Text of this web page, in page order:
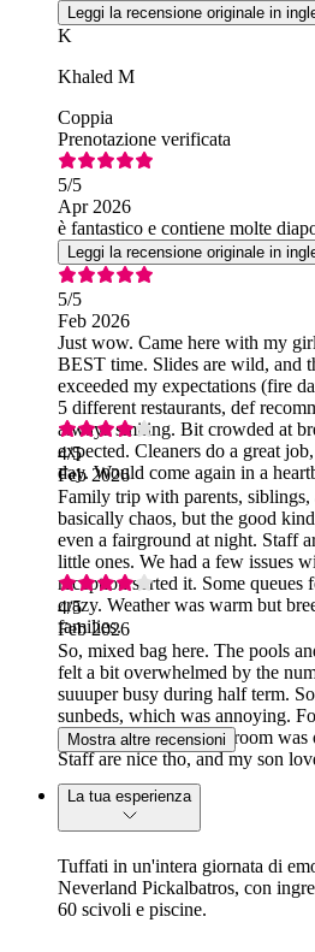
Leggi la recensione originale in
K
Khaled M
Coppia
Prenotazione verificata
5/5
Apr 2026
è fantastico e contiene molte
Leggi la recensione originale in
5/5
Feb 2026
Just wow. Came here with my
BEST time. Slides are wild, and
exceeded my expectations (fire
5 different restaurants, def
always smiling. Bit crowded at
expected. Cleaners do a great
day. Would come again in a
4/5
Feb 2026
Family trip with parents,
basically chaos, but the good
even a fairground at night. Staff
little ones. We had a few issues
reception sorted it. Some
crazy. Weather was warm but
families.
4/5
Feb 2026
So, mixed bag here. The pools
felt a bit overwhelmed by the
suuuper busy during half term.
sunbeds, which was annoying.
of veggie options. Our room was
Staff are nice tho, and my son
Mostra altre recensioni
La tua esperienza
Tuffati in un'intera giornata di
Neverland Pickalbatros, con
60 scivoli e piscine.